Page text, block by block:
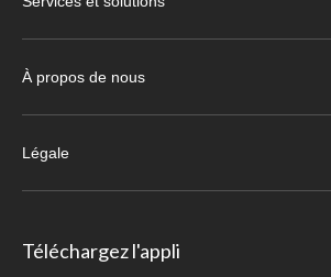
À propos de nous
Légale
Téléchargez l'appli